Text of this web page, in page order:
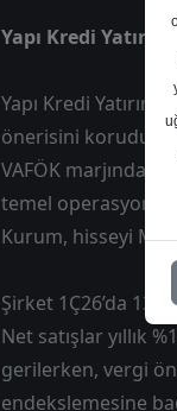
Yapı Kredi
Yapı Kredi
önerisini korudu.
VAFÖK
temel
Kurum, hisseyi
Şirket 1Ç26’da
Net satışlar yıllık
gerilerken, vergi
endekslemesine